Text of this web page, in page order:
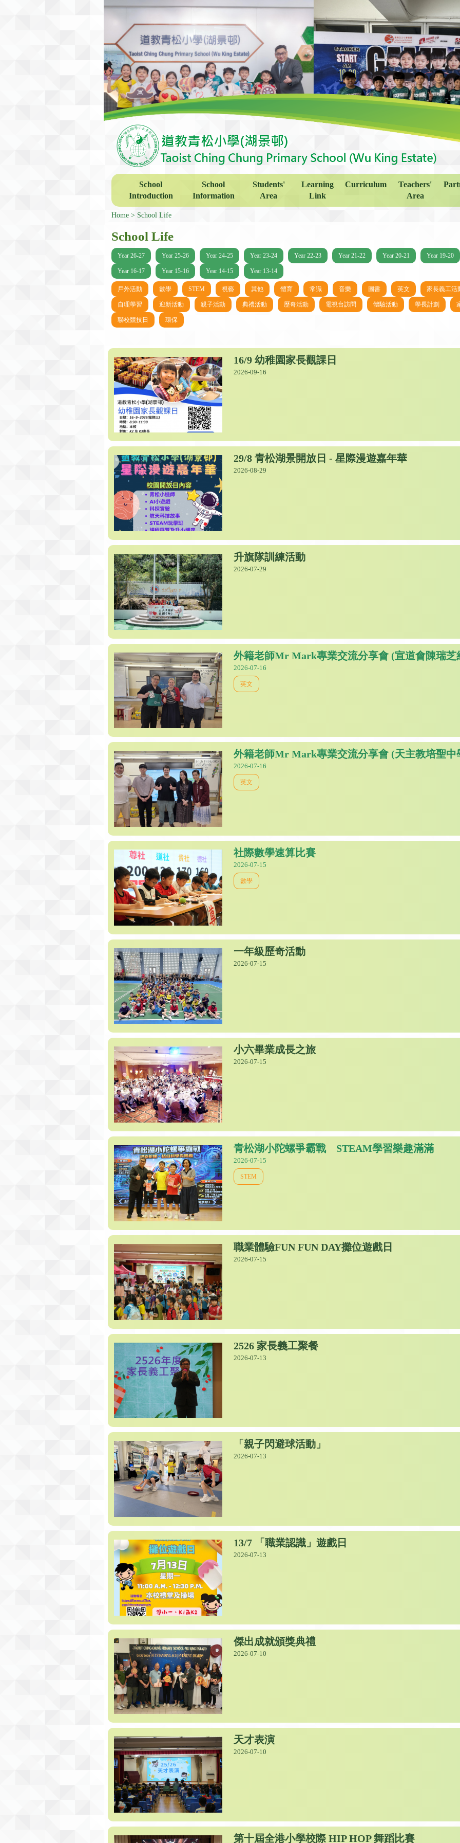
School
Introduction
School
Information
Students'
Area
Learning
Link
Curriculum
Teachers'
Area
Home School Life
School Life
Year 26-27 Year 25-26 Year 24-25 Year 23-24 Year 22-23 Year 21-22 Year 20-21 Year 19-20
Year 16-17 Year 15-16 Year 14-15 Year 13-14
戶外活動 數學 STEM 視藝 其他 體育 常識 音樂 圖書 英文 家長義工活
自理學習 迎新活動 親子活動 典禮活動 歷奇活動 電視台訪問 體驗活動 學長計劃
聯校競技日 環保
16/9 幼稚園家長觀課日
2026-09-16
29/8 青松湖景開放日 - 星際漫遊嘉年華
2026-08-29
升旗隊訓練活動
2026-07-29
外籍老師Mr Mark專業交流分享會 (宣道會陳瑞芝
2026-07-16
英文
外籍老師Mr Mark專業交流分享會 (天主教培聖中
2026-07-16
英文
社際數學速算比賽
2026-07-15
數學
一年級歷奇活動
2026-07-15
小六畢業成長之旅
2026-07-15
青松湖小陀螺爭霸戰 STEAM學習樂趣滿滿
2026-07-15
STEM
職業體驗FUN FUN DAY攤位遊戲日
2026-07-15
2526 家長義工聚餐
2026-07-13
「親子閃避球活動」
2026-07-13
13/7 「職業認識」遊戲日
2026-07-13
傑出成就頒獎典禮
2026-07-10
天才表演
2026-07-10
第十屆全港小學校際 HIP HOP 舞蹈比賽